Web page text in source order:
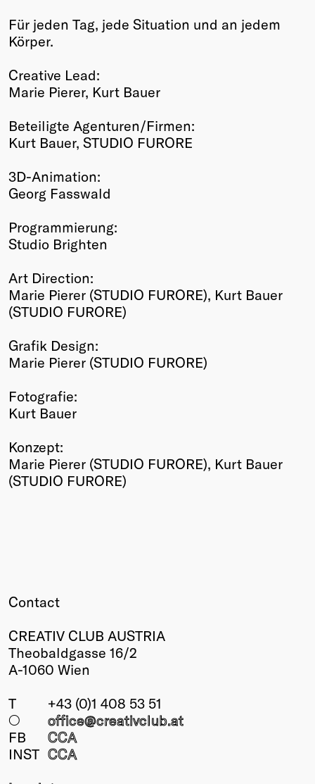
Für jeden Tag, jede Situation und an jedem
Körper.
Creative Lead:
Marie Pierer, Kurt Bauer
Beteiligte Agenturen/Firmen:
Kurt Bauer, STUDIO FURORE
3D-Animation:
Georg Fasswald
Programmierung:
Studio Brighten
Art Direction:
Marie Pierer (STUDIO FURORE), Kurt Bauer
(STUDIO FURORE)
Grafik Design:
Marie Pierer (STUDIO FURORE)
Fotografie:
Kurt Bauer
Konzept:
Marie Pierer (STUDIO FURORE), Kurt Bauer
(STUDIO FURORE)
Contact
CREATIV CLUB AUSTRIA
Theobaldgasse 16/2
A-1060 Wien
T
+43 (0)1 408 53 51
○
office@creativclub.at
FB
CCA
INST CCA